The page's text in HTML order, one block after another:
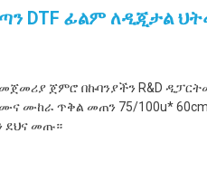
DTF ፊልም ለዲጂታል
ጀምሮ በኩባንያችን R&D
ሙከራ ጥቅል መጠን 75/100u*
ደህና መጡ።